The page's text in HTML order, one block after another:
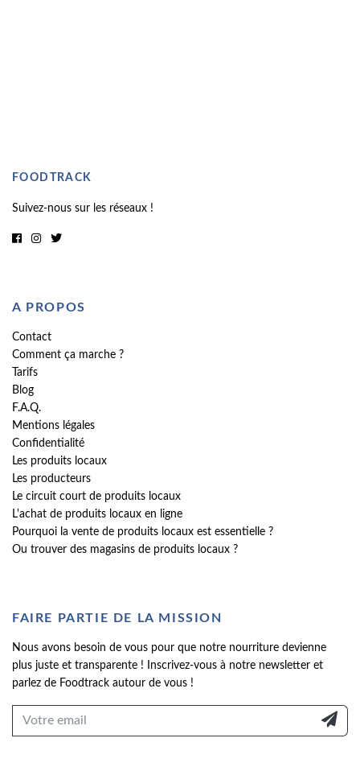
FOODTRACK
Suivez-nous sur les réseaux !
A PROPOS
Contact
Comment ça marche ?
Tarifs
Blog
F.A.Q.
Mentions légales
Confidentialité
Les produits locaux
Les producteurs
Le circuit court de produits locaux
L'achat de produits locaux en ligne
Pourquoi la vente de produits locaux est essentielle ?
Ou trouver des magasins de produits locaux ?
FAIRE PARTIE DE LA MISSION
Nous avons besoin de vous pour que notre nourriture devienne
plus juste et transparente ! Inscrivez-vous à notre newsletter et
parlez de Foodtrack autour de vous !